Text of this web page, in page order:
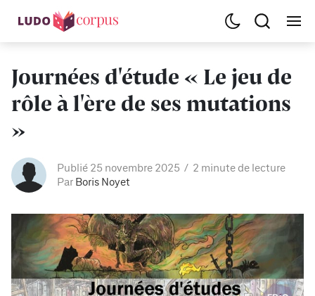
Journées d'étude « Le jeu de
rôle à l'ère de ses mutations
»
Publié 25 novembre 2025
2 minute de lecture
Par Boris Noyet